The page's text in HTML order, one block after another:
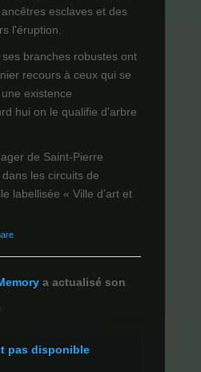
esclaves et des
l'éruption.
ses branches robustes ont
recours à ceux qui se
existence
hui on le qualifie d'arbre
de Saint-Pierre
les circuits de
labellisée « Ville d’art et
a actualisé son
pas disponible